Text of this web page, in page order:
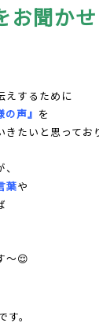
お聞か
えするために
の声』 を
たいと思ってお
葉や
～😌
す。